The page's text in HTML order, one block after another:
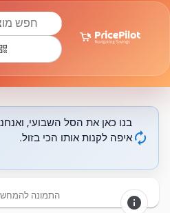
autorenew
בנו כאן את הסל השבועי,
איפה לקנות אותו הכי בזול.
info התמונה